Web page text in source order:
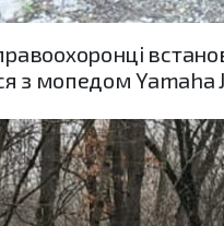
з мопедом